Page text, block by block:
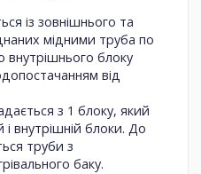
із зовнішнього та
мідними труба по
блоку
від
з 1 блоку, який
і внутрішній блоки. До
труби з
баку.